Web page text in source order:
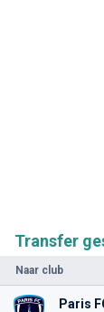
Transfer
Naar club
Paris